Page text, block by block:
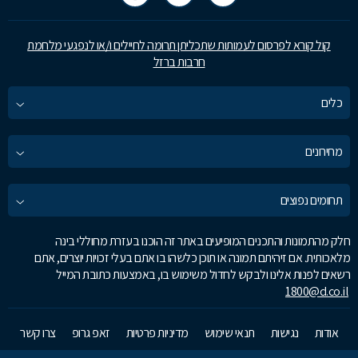
קול קורא לפרסום לעמותות שתכליתן תרומה לחיילים ו/או לנפגעי מלחמת
חרבות ברזל
כלים
מחירונים
תחומים נפוצים
חלק מהתמונות והתכנים המופיעים באתר זה הוכנו בעזרת מחוללי בינה
מלאכותית. אם זיהיתם תמונה או תוכן כלשהו בו אתם בעלי זכויות יוצרים, אתם
רשאים לפנות אלינו ולבקש לחדול משימוש בו, באמצעות כתובת המייל
1800@d.co.il
אודות נגישות תנאי שימוש מדיניות פרטיות זאפ גרופ צרו קשר